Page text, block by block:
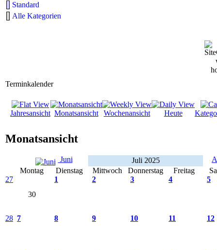
Standard
Alle Kategorien
Terminkalender
Jahresansicht Monatsansicht Wochenansicht Heute
Monatsansicht
Juni Juli 2025
Montag
Dienstag Mittwoch Donnerstag Freitag
27
30
1 2 3 4 5
28 7 8 9 10 11 12